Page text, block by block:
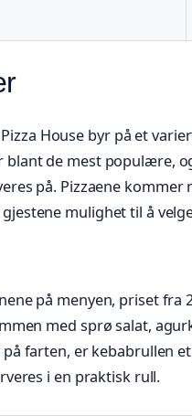
House byr på et
blant de mest populære,
på. Pizzaene kommer
mulighet til å
på menyen, priset fra
med sprø salat,
farten, er kebabrullen
i en praktisk rull.